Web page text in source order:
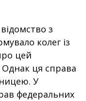
з
колег із
цей
Однак ця справа
У
федеральних